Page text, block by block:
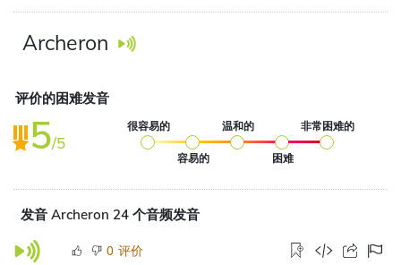
Archeron
评价的困难发音
5/5
很容易的
容易的
温和的
困难
非常困难的
发音 Archeron 24 个音频发音
0 评价